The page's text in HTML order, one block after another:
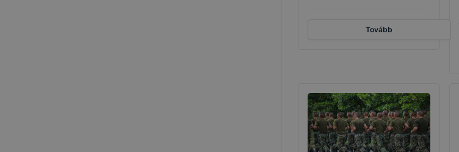
Tovább